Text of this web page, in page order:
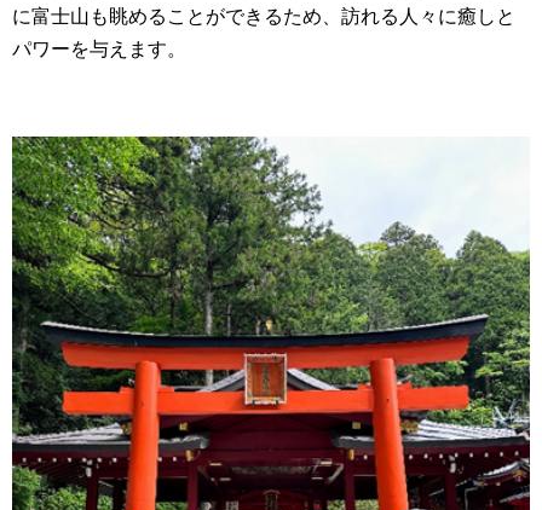
に富士山も眺めることができるため、訪れる人々に癒しと
パワーを与えます。